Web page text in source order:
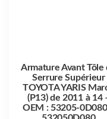
Armature Avant Tôle
Serrure Supérieur
TOYOTA YARIS
(P13) de 2011 à 14
OEM : 53205-